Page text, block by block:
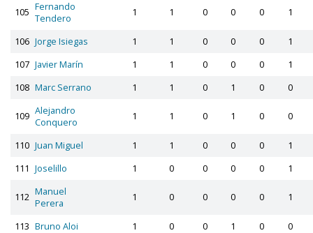
105 Fernando
Tendero
1 1 0 0 0 1
106 Jorge Isiegas 1 1 0 0 0
1
107 Javier Marín 1 1 0 0 0
1
108 Marc Serrano 1 1 0 1 0 0
109 Alejandro
Conquero
1 1 0 1 0 0
110 Juan Miguel 1 1 0 0 0
1
111 Joselillo 1 0 0 0 0 1
112 Manuel
Perera
1 0 0 0 0 1
113 Bruno Aloi 1 0 0 1 0 0